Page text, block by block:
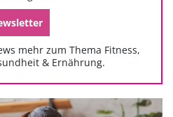
mehr zum Thema Fitness,
& Ernährung.